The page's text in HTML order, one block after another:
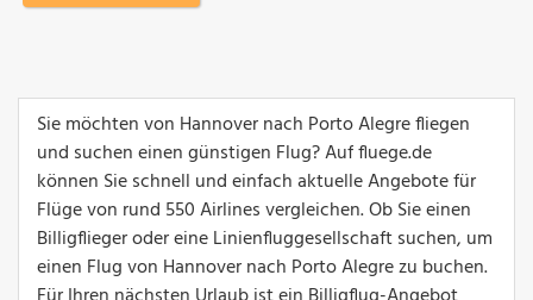
Sie möchten von Hannover nach Porto Alegre fliegen
und suchen einen günstigen Flug? Auf fluege.de
können Sie schnell und einfach aktuelle Angebote für
Flüge von rund 550 Airlines vergleichen. Ob Sie einen
Billigflieger oder eine Linienfluggesellschaft suchen, um
einen Flug von Hannover nach Porto Alegre zu buchen.